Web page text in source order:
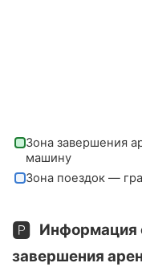
Зона завершения
машину
Зона поездок —
🅿️ Информация
завершения